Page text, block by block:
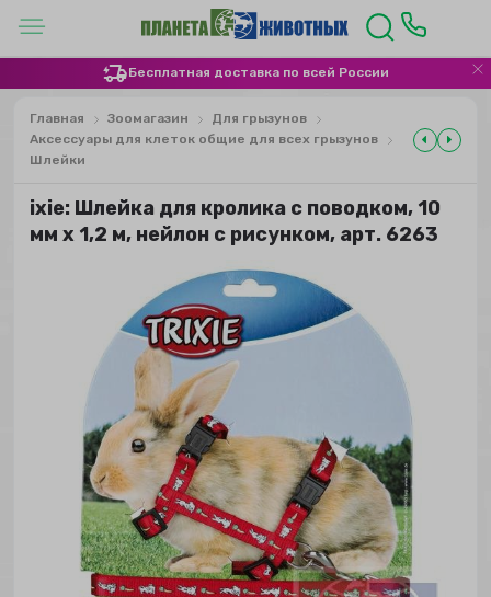
Бесплатная доставка по всей России
Главная Зоомагазин
Для грызунов
Аксессуары для клеток общие для всех грызунов
Шлейки
ixie: Шлейка для кролика с поводком, 10
мм х 1,2 м, нейлон с рисунком, арт. 6263